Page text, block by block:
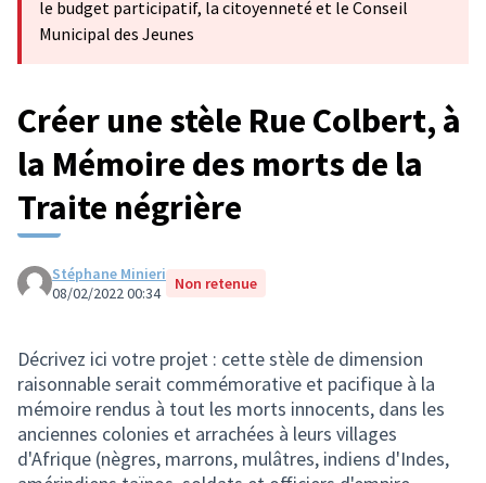
le budget participatif, la citoyenneté et le Conseil
Municipal des Jeunes
Créer une stèle Rue Colbert, à
la Mémoire des morts de la
Traite négrière
Stéphane Minieri
08/02/2022 00:34
Non retenue
Décrivez ici votre projet : cette stèle de dimension
raisonnable serait commémorative et pacifique à la
mémoire rendus à tout les morts innocents, dans les
anciennes colonies et arrachées à leurs villages
d'Afrique (nègres, marrons, mulâtres, indiens d'Indes,